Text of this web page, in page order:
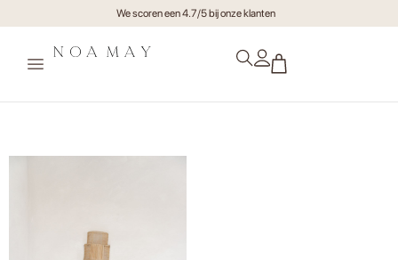
We scoren een 4.7/5 bij onze klanten